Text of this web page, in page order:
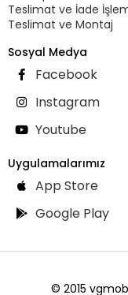
Teslimat ve İade
Teslimat ve Montaj
Sosyal Medya
Facebook
Instagram
Youtube
Uygulamalarımız
App Store
Google Play
© 2015